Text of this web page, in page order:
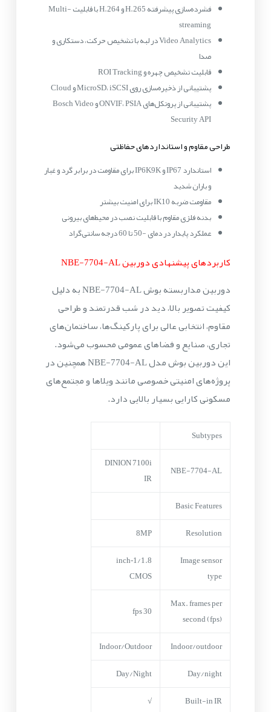
فشرده‌سازی پیشرفته H.265 و H.264 با قابلیت Multi-
streaming
Video Analytics در لبه با تشخیص حرکت، دستکاری و
صدا
قابلیت تشخیص چهره و ROI Tracking
پشتیبانی از ذخیره‌سازی روی MicroSD، iSCSI و Cloud
پشتیبانی از پروتکل‌های ONVIF، PSIA و Bosch Video
Security API
طراحی مقاوم و استانداردهای حفاظتی
استاندارد IP67 و IP6K9K برای مقاومت در برابر گرد و غبار
و باران شدید
مقاومت ضربه IK10 برای امنیت بیشتر
بدنه فلزی مقاوم با قابلیت نصب در محیط‌های بیرونی
عملکرد پایدار در دمای -50 تا 60 درجه سانتی‌گراد
کاربردهای پیشنهادی دوربین NBE-7704-AL
دوربین مداربسته بوش NBE-7704-AL به دلیل
کیفیت تصویر بالا، دید در شب قدرتمند و طراحی
مقاوم، انتخابی عالی برای پارکینگ‌ها، ساختمان‌های
تجاری، صنایع و فضاهای عمومی محسوب می‌شود.
این دوربین بوش مدل NBE-7704-AL همچنین در
پروژه‌های امنیتی خصوصی مانند ویلاها و مجتمع‌های
مسکونی کارایی بسیار بالایی دارد.
Subtypes
NBE-7704-AL
DINION 7100i
IR
Basic Features
Resolution
8MP
Image sensor
type
1/1.8‑inch
CMOS
Max. frames per
second (fps)
30 fps
Indoor/outdoor
Indoor/Outdoor
Day/night
Day/Night
Built-in IR
√